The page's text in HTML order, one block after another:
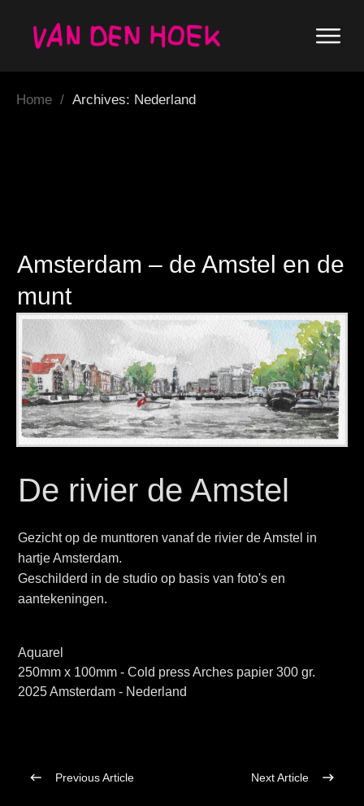
Home / Archives: Nederland
Amsterdam – de Amstel en de
munt
De rivier de Amstel
Gezicht op de munttoren vanaf de rivier de Amstel in
hartje Amsterdam.
Geschilderd in de studio op basis van foto's en
aantekeningen.
Aquarel
250mm x 100mm - Cold press Arches papier 300 gr.
2025 Amsterdam - Nederland
Previous Article Next Article